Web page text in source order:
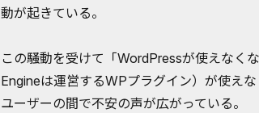
動が起きている。
この騒動を受けて「WordPressが使えなく
Engineは運営するWPプラグイン）が使え
ユーザーの間で不安の声が広がっている。